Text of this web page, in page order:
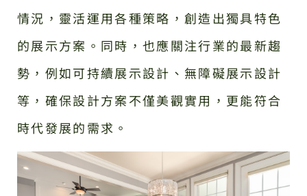
情況，靈活運用各種策略，創造出獨具特色
的展示方案。同時，也應關注行業的最新趨
勢，例如可持續展示設計、無障礙展示設計
等，確保設計方案不僅美觀實用，更能符合
時代發展的需求。